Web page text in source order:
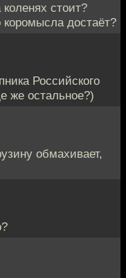
стоит?
коромысла достаёт?
Российского
же остальное?)
обмахивает,